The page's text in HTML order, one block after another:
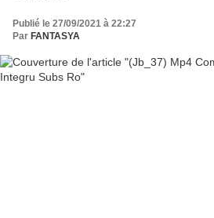
Publié le 27/09/2021 à 22:27
Par FANTASYA